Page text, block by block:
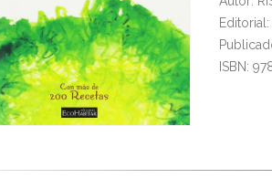
Editorial:
ISBN: